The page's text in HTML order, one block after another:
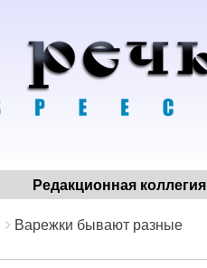
Редакционная коллегия
Варежки бывают разные